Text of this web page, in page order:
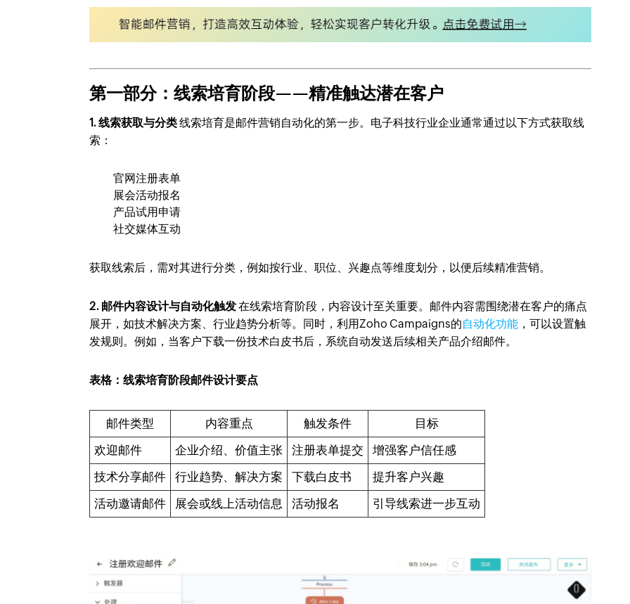
第一部分：线索培育阶段——精准触达潜在客户
1. 线索获取与分类线索培育是邮件营销自动化的第一步。电子科技行业企业通常通过以下方式获取线
索：
官网注册表单
展会活动报名
产品试用申请
社交媒体互动
获取线索后，需对其进行分类，例如按行业、职位、兴趣点等维度划分，以便后续精准营销。
2. 邮件内容设计与自动化触发在线索培育阶段，内容设计至关重要。邮件内容需围绕潜在客户的痛点
展开，如技术解决方案、行业趋势分析等。同时，利用Zoho Campaigns的自动化功能 ，可以设置触
发规则。例如，当客户下载一份技术白皮书后，系统自动发送后续相关产品介绍邮件。
表格：线索培育阶段邮件设计要点
邮件类型 内容重点 触发条件
目标
欢迎邮件
企业介绍、价值主张 注册表单提交
增强客户信任感
技术分享邮件
行业趋势、解决方案 下载白皮书
提升客户兴趣
活动邀请邮件
展会或线上活动信息 活动报名 引导线索进一步互动